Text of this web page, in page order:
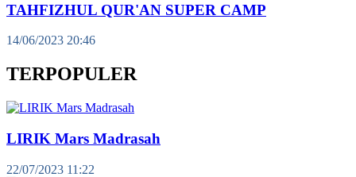
TAHFIZHUL QUR'AN SUPER CAMP
14/06/2023 20:46
TERPOPULER
LIRIK Mars Madrasah
22/07/2023 11:22